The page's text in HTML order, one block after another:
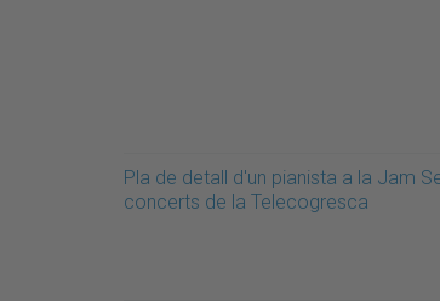
Pla de detall d'un pianista a la Jam
concerts de la Telecogresca